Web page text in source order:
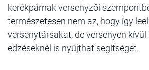
kerékpárnak versenyzői
természetesen nem az, hogy így
versenytársakat, de versenyen kívül
edzéseknél is nyújthat segítséget.